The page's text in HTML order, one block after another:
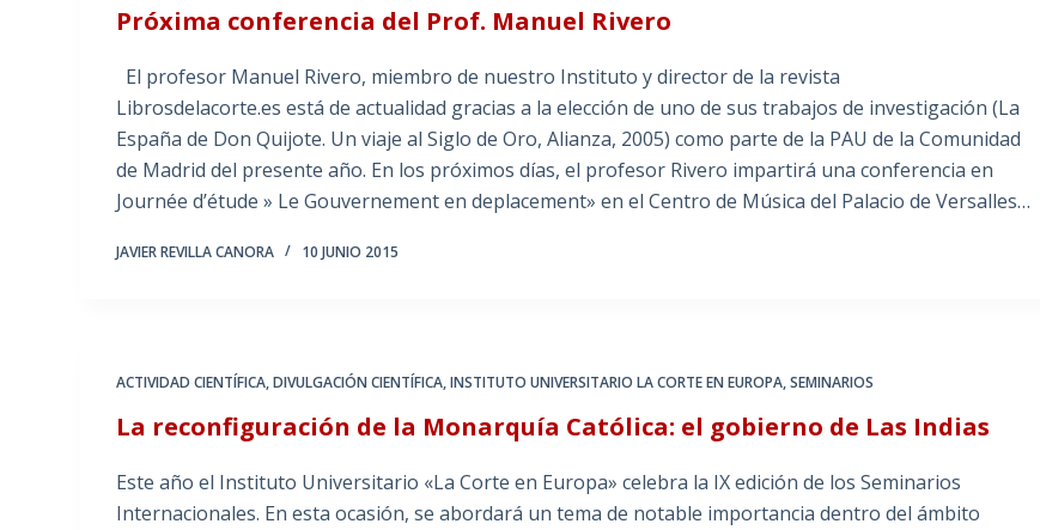
Próxima conferencia del Prof. Manuel Rivero
El profesor Manuel Rivero, miembro de nuestro Instituto y director de la revista
Librosdelacorte.es está de actualidad gracias a la elección de uno de sus trabajos de investigación (La
España de Don Quijote. Un viaje al Siglo de Oro, Alianza, 2005) como parte de la PAU de la Comunidad
de Madrid del presente año. En los próximos días, el profesor Rivero impartirá una conferencia en
Journée d’étude » Le Gouvernement en deplacement» en el Centro de Música del Palacio de Versalles…
JAVIER REVILLA CANORA 10 JUNIO 2015
ACTIVIDAD CIENTÍFICA,DIVULGACIÓN CIENTÍFICA,INSTITUTO UNIVERSITARIO LA CORTE EN EUROPA,SEMINARIOS
La reconfiguración de la Monarquía Católica: el gobierno de Las Indias
Este año el Instituto Universitario «La Corte en Europa» celebra la IX edición de los Seminarios
Internacionales. En esta ocasión, se abordará un tema de notable importancia dentro del ámbito